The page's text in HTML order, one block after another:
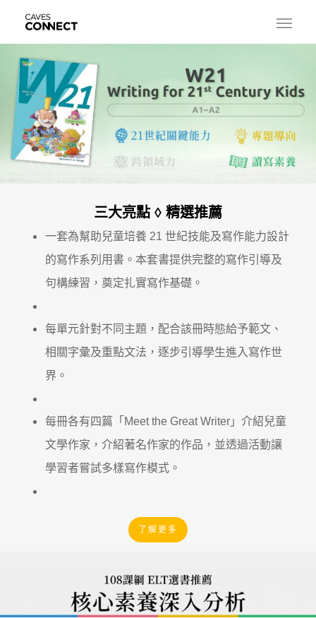
三大亮點 ◊ 精選推薦
一套為幫助兒童培養 21 世紀技能及寫作能力設計
的寫作系列用書。本套書提供完整的寫作引導及
句構練習，奠定扎實寫作基礎。
每單元針對不同主題，配合該冊時態給予範文、
相關字彙及重點文法，逐步引導學生進入寫作世
界。
每冊各有四篇「Meet the Great Writer」介紹兒童
文學作家，介紹著名作家的作品，並透過活動讓
學習者嘗試多樣寫作模式。
了解更多